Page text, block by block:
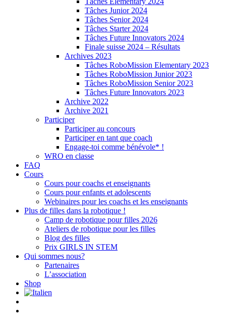
Tâches Junior 2024
Tâches Senior 2024
Tâches Starter 2024
Tâches Future Innovators 2024
Finale suisse 2024 – Résultats
Archives 2023
Tâches RoboMission Elementary 2023
Tâches RoboMission Junior 2023
Tâches RoboMission Senior 2023
Tâches Future Innovators 2023
Archive 2022
Archive 2021
Participer
Participer au concours
Participer en tant que coach
Engage-toi comme bénévole* !
WRO en classe
FAQ
Cours
Cours pour coachs et enseignants
Cours pour enfants et adolescents
Webinaires pour les coachs et les enseignants
Plus de filles dans la robotique !
Camp de robotique pour filles 2026
Ateliers de robotique pour les filles
Blog des filles
Prix GIRLS IN STEM
Qui sommes nous?
Partenaires
L’association
Shop